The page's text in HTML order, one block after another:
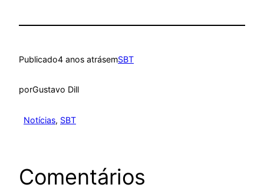
Publicado4 anos atrásemSBT
porGustavo Dill
Notícias, SBT
Comentários